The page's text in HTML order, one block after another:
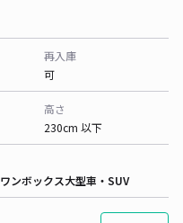
再入庫
可
高さ
230cm 以下
ワンボックス大型車・SUV